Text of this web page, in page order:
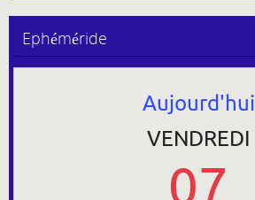
Ephéméride
Aujourd'hui
VENDREDI